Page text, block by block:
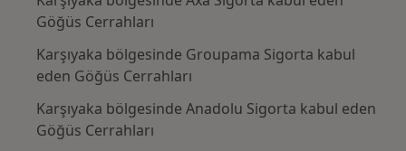
Göğüs Cerrahları
Karşıyaka bölgesinde Groupama Sigorta kabul
eden Göğüs Cerrahları
Karşıyaka bölgesinde Anadolu Sigorta kabul eden
Göğüs Cerrahları